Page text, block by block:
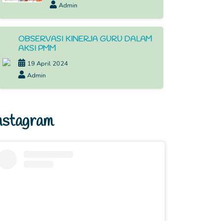
Admin
OBSERVASI KINERJA GURU DALAM
AKSI PMM
19 April 2024
Admin